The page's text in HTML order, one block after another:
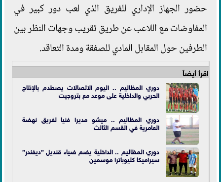
حضور الجهاز الإداري للفريق الذي لعب دور كبير في
المفاوضات مع اللاعب عن طريق تقريب وجهات النظر بين
الطرفين حول المقابل المادي للصفقة ومدة التعاقد.
اقرأ أيضاً
دوري المظاليم .. اليوم الاتصالات يصطدم بالإنتاج
الحربي والداخلية على موعد مع بتروجيت
دوري المظاليم .. ميشو مديرا فنيا لفريق نهضة
العامرية في القسم الثالث
دوري المظاليم .. الداخلية يضم ضياء قنديل ”ديفندر”
سيراميكا كليوباترا موسمين